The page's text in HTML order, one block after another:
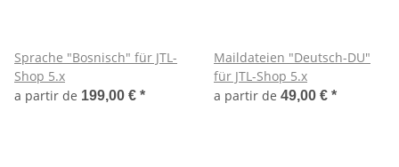
Sprache "Bosnisch" für JTL-
Shop 5.x
a partir de 199,00 € *
Maildateien "Deutsch-DU"
für JTL-Shop 5.x
a partir de 49,00 € *